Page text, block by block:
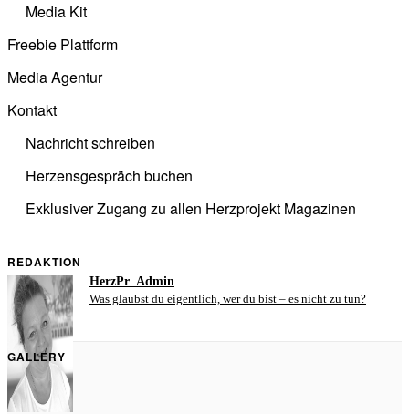
Media Kit
Freebie Plattform
Media Agentur
Kontakt
Nachricht schreiben
Herzensgespräch buchen
Exklusiver Zugang zu allen Herzprojekt Magazinen
REDAKTION
HerzPr_Admin
Was glaubst du eigentlich, wer du bist – es nicht zu tun?
GALLERY